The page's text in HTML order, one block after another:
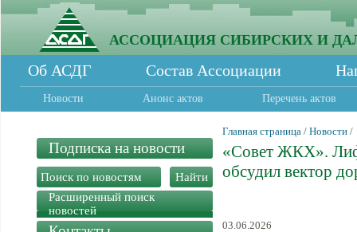
АССОЦИАЦИЯ СИБИРСКИХ И
Об АСДГ Состав Ассоциации
Новости Анонс актов Перечень актов
Подписка на новости
Расширенный поиск
новостей
Главная страница / Новости /
«Совет ЖКХ».
обсудил вектор
03.06.2026